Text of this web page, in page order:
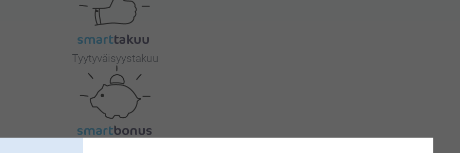
Tyytyväisyystakuu